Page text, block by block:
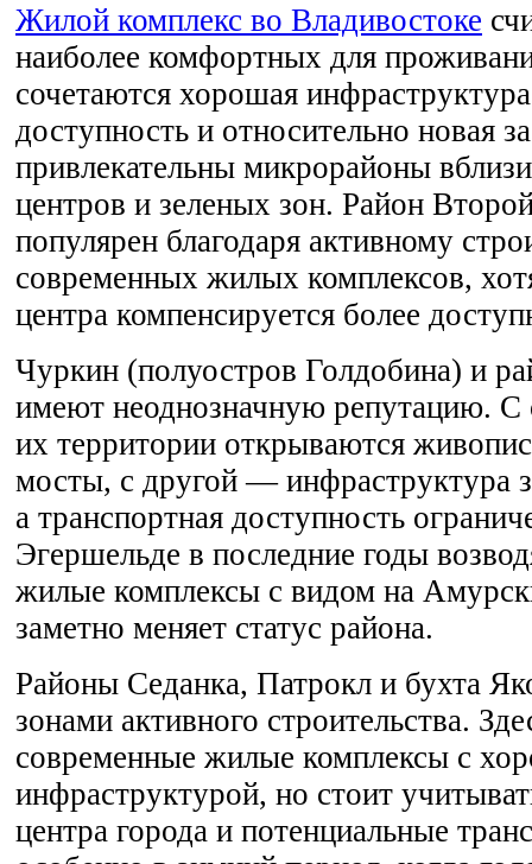
Жилой комплекс во Владивостоке
наиболее комфортных для
сочетаются хорошая
доступность и относительно новая
привлекательны микрорайоны
центров и зеленых зон. Район
популярен благодаря активному
современных жилых комплексов,
центра компенсируется более
Чуркин (полуостров Голдобина) и
имеют неоднозначную репутацию. С
их территории открываются
мосты, с другой — инфраструктура
а транспортная доступность
Эгершельде в последние годы
жилые комплексы с видом на
заметно меняет статус района.
Районы Седанка, Патрокл и бухта
зонами активного строительства.
современные жилые комплексы с
инфраструктурой, но стоит
центра города и потенциальные